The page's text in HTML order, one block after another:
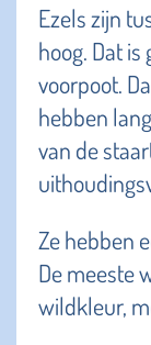
Ezels zijn
hoog. Dat
voorpoot.
hebben
van de
Ze hebben
De meeste
wildkleur,